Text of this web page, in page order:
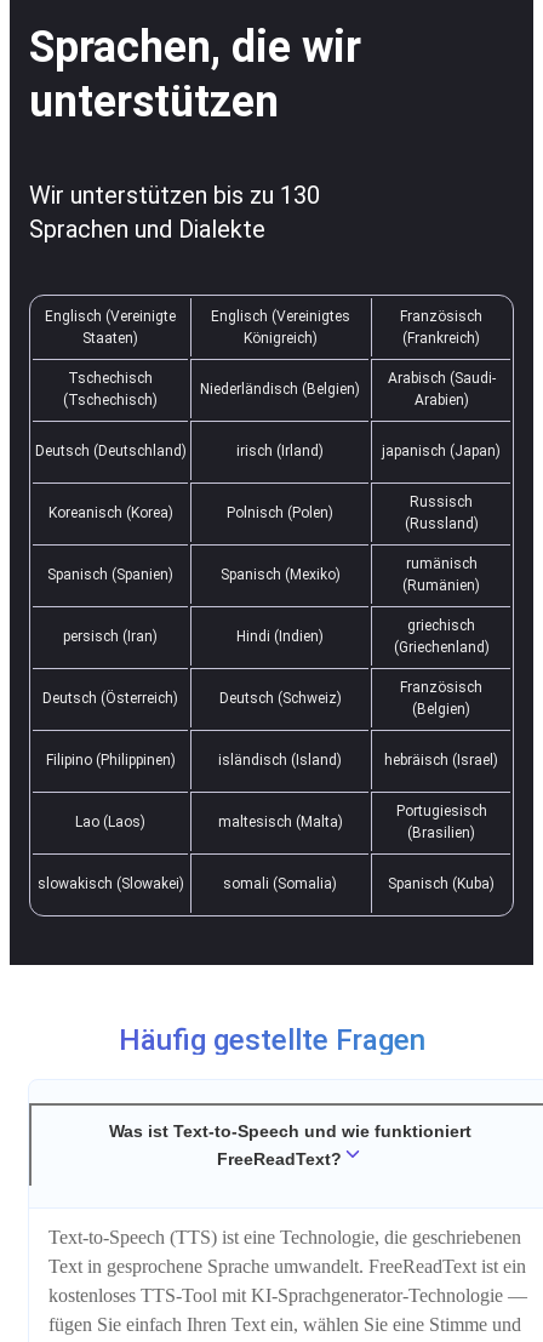
Sprachen, die wir
unterstützen
Wir unterstützen bis zu 130
Sprachen und Dialekte
Englisch (Vereinigte
Staaten)
Englisch (Vereinigtes
Königreich)
Französisch
(Frankreich)
Tschechisch
(Tschechisch)
Niederländisch (Belgien)
Arabisch (Saudi-
Arabien)
Deutsch (Deutschland) irisch (Irland) japanisch (Japan)
Koreanisch (Korea) Polnisch (Polen)
Russisch
(Russland)
Spanisch (Spanien) Spanisch (Mexiko)
rumänisch
(Rumänien)
persisch (Iran) Hindi (Indien)
griechisch
(Griechenland)
Deutsch (Österreich) Deutsch (Schweiz)
Französisch
(Belgien)
Filipino (Philippinen) isländisch (Island) hebräisch (Israel)
Lao (Laos) maltesisch (Malta)
Portugiesisch
(Brasilien)
slowakisch (Slowakei) somali (Somalia) Spanisch (Kuba)
Häufig gestellte Fragen
Was ist Text-to-Speech und wie funktioniert
FreeReadText?
Text-to-Speech (TTS) ist eine Technologie, die geschriebenen
Text in gesprochene Sprache umwandelt. FreeReadText ist ein
kostenloses TTS-Tool mit KI-Sprachgenerator-Technologie —
fügen Sie einfach Ihren Text ein, wählen Sie eine Stimme und